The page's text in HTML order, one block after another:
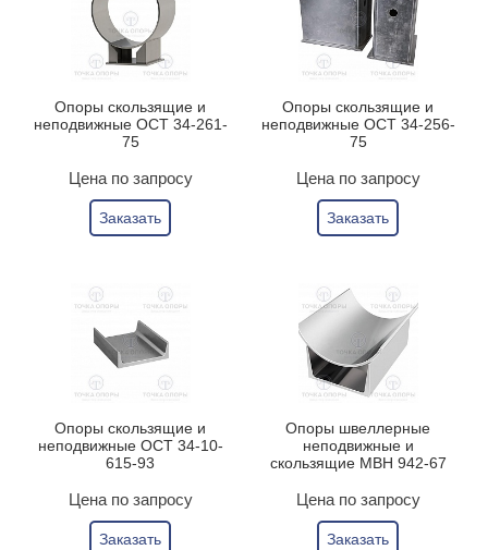
Опоры скользящие и
неподвижные ОСТ 34-261-
75
Цена по запросу
Заказать
Опоры скользящие и
неподвижные ОСТ 34-256-
75
Цена по запросу
Заказать
Опоры скользящие и
неподвижные ОСТ 34-10-
615-93
Цена по запросу
Заказать
Опоры швеллерные
неподвижные и
скользящие МВН 942-67
Цена по запросу
Заказать